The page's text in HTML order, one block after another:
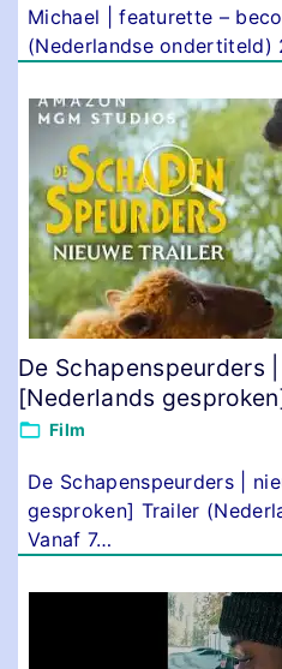
Michael | featurette –
(Nederlandse ondertiteld)
De Schapenspeurders
[Nederlands
Film
De Schapenspeurders |
gesproken] Trailer
Vanaf 7…